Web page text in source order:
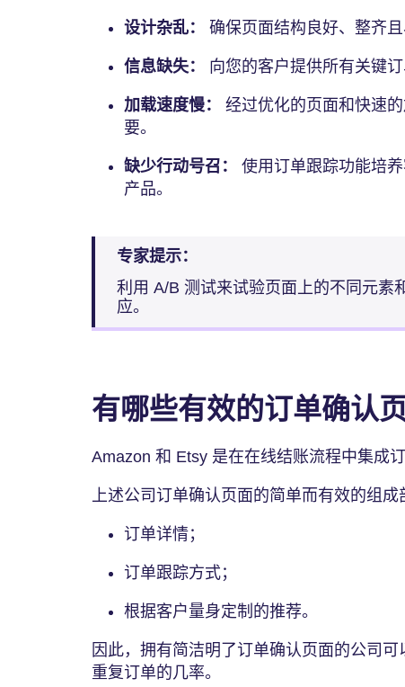
设计杂乱： 确保页面结构良好、整齐且
信息缺失： 向您的客户提供所有关键订
加载速度慢：
经过优化的页面和快速
要。
缺少行动号召：
使用订单跟踪功能培
产品。
专家提示：
利用 A/B 测试来试验页面上的不同元素
应。
有哪些有效的订单确认
Amazon 和 Etsy 是在在线结账流程中集成
上述公司订单确认页面的简单而有效的组成
订单详情；
订单跟踪方式；
根据客户量身定制的推荐。
因此，拥有简洁明了订单确认页面的公司
重复订单的几率。